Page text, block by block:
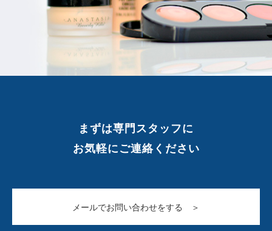
まずは専門スタッフに
お気軽にご連絡ください
メールでお問い合わせをする ＞